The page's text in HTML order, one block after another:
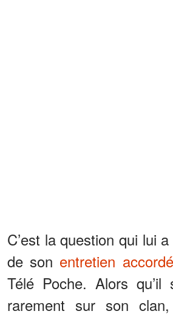
C’est la question qui lui
de son entretien accordé
Télé Poche. Alors
rarement sur son